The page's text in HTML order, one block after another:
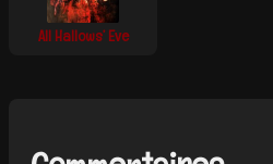
All Hallows’ Eve